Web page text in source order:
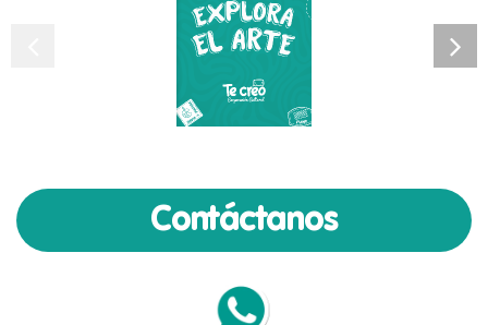
Dibujo
pintura
Contáctanos